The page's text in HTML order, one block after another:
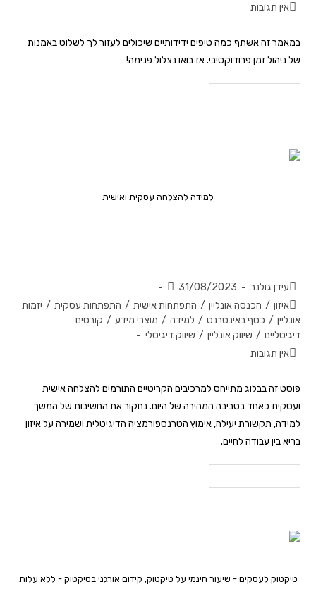
אין תגובות
במאמר זה אשתף כמה טיפים ידידותיים שיכולים לעזור לך לשלוט באמנות
של ניהול זמן פרודוקטיבי. אז בואו נצלול פנימה!
למידה להצלחה עסקית ואישית
עידן גולנר
31/08/2023
איזון / הכנסה אונליין / התפתחות אישית / התפתחות עסקית / יזמות
אונליין / כסף באינטרנט / למידה / מוצרי מידע / קורסים
דיגיטליים / שיווק אונליין / שיווק דיגיטלי
אין תגובות
פוסט זה בבלוג מתייחס למרכיבים הקריטיים התורמים להצלחה אישית
ועסקית כאחד בסביבה המהירה של היום. נחקור את החשיבות של המשך
למידה, תקשורת יעילה, אימוץ הטרנספורמציה הדיגיטלית ושמירה על איזון
בריא בין עבודה לחיים.
טיקטוק לעסקים - שיעור חינמי על טיקטוק, קידום אורגני בטיקטוק - ללא עלות